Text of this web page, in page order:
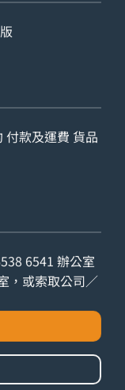
付款及運費 貨品
6541 辦公室
，或索取公司／